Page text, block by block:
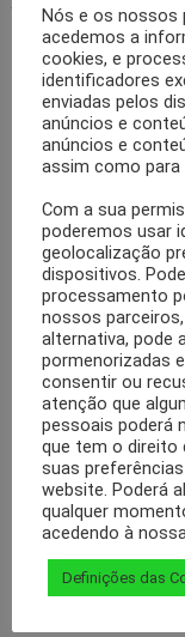
termogénicos podem
1001 Dietas conhecer
pesquisou qual é a
as suas férias ou
por Equipa 1001
6 anos atrás
Nós e os nossos
acedemos a
cookies, e
identificadores
enviadas pelos
anúncios e
anúncios e
assim como para
Com a sua
poderemos usar
geolocalização
dispositivos.
processamento
nossos
alternativa, pode
pormenorizadas
consentir ou
atenção que
pessoais poderá
que tem o direito
suas
website. Poderá
qualquer
acedendo à
Definições das